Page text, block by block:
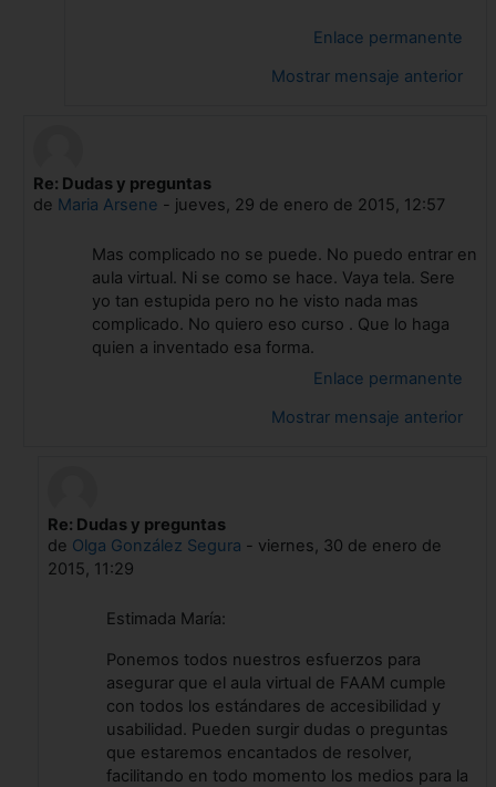
Enlace permanente
Mostrar mensaje anterior
En respuesta a Gonzalo Castells Ortells
Re: Dudas y preguntas
de Maria Arsene - jueves, 29 de enero de 2015, 12:57
Mas complicado no se puede. No puedo entrar en
aula virtual. Ni se como se hace. Vaya tela. Sere
yo tan estupida pero no he visto nada mas
complicado. No quiero eso curso . Que lo haga
quien a inventado esa forma.
Enlace permanente
Mostrar mensaje anterior
En respuesta a Maria Arsene
Re: Dudas y preguntas
de Olga González Segura - viernes, 30 de enero de
2015, 11:29
Estimada María:
Ponemos todos nuestros esfuerzos para
asegurar que el aula virtual de FAAM cumple
con todos los estándares de accesibilidad y
usabilidad. Pueden surgir dudas o preguntas
que estaremos encantados de resolver,
facilitando en todo momento los medios para la